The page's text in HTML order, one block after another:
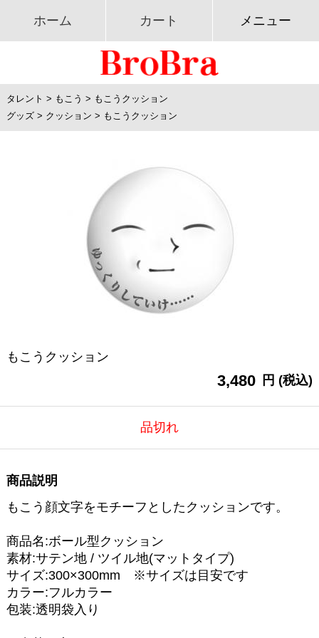
ホーム カート メニュー
タレント > もこう > もこうクッション
グッズ > クッション > もこうクッション
もこうクッション
商品説明
もこう顔文字をモチーフとしたクッションです。
商品名:ボール型クッション
素材:サテン地 / ツイル地(マットタイプ)
サイズ:300×300mm ※サイズは目安です
カラー:フルカラー
包装:透明袋入り
3,480 円 (税込)
品切れ